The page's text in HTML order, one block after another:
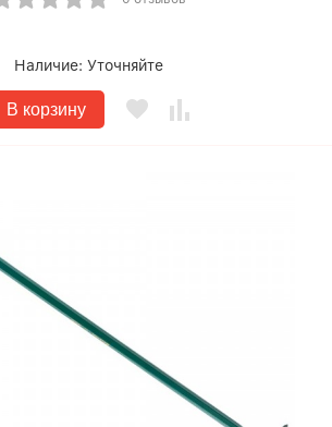
Наличие: Уточняйте
В корзину